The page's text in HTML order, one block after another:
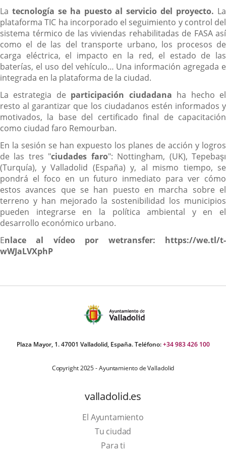
La tecnología se ha puesto al servicio del proyecto. La
plataforma TIC ha incorporado el seguimiento y control del
sistema térmico de las viviendas rehabilitadas de FASA así
como el de las del transporte urbano, los procesos de
carga eléctrica, el impacto en la red, el estado de las
baterías, el uso del vehículo… Una información agregada e
integrada en la plataforma de la ciudad.
La estrategia de participación ciudadana ha hecho el
resto al garantizar que los ciudadanos estén informados y
motivados, la base del certificado final de capacitación
como ciudad faro Remourban.
En la sesión se han expuesto los planes de acción y logros
de las tres "ciudades faro": Nottingham, (UK), Tepebaşı
(Turquía), y Valladolid (España) y, al mismo tiempo, se
pondrá el foco en un futuro inmediato para ver cómo
estos avances que se han puesto en marcha sobre el
terreno y han mejorado la sostenibilidad los municipios
pueden integrarse en la política ambiental y en el
desarrollo económico urbano.
Enlace al vídeo por wetransfer: https://we.tl/t-
wWJaLVXphP
Plaza Mayor, 1. 47001 Valladolid, España. Teléfono:+34 983 426 100
Copyright 2025 - Ayuntamiento de Valladolid
valladolid.es
El Ayuntamiento
Tu ciudad
Para ti